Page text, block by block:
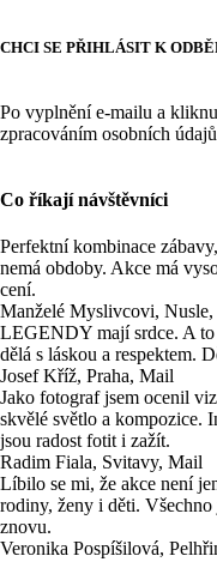
CHCI SE PŘIHLÁSIT K
Po vyplnění e-mailu a
zpracováním osobních
Co říkají návštěvníci
Perfektní kombinace
nemá obdoby. Akce má
cení.
Manželé Myslivcovi, Nusle,
LEGENDY mají srdce. A to
dělá s láskou a respektem.
Josef Kříž, Praha, Mail
Jako fotograf jsem ocenil
skvělé světlo a kompozice.
jsou radost fotit i zažít.
Radim Fiala, Svitavy, Mail
Líbilo se mi, že akce není
rodiny, ženy i děti. Všechno
znovu.
Veronika Pospíšilová,